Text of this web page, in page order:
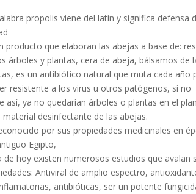
propolis viene del latín y significa defensa
producto que elaboran las abejas a base de:
árboles y plantas, cera de abeja, bálsamos de
es un antibiótico natural que muta cada año
resistente a los virus u otros patógenos, si no
así, ya no quedarían árboles o plantas en el
material desinfectante de las abejas.
por sus propiedades medicinales en
Egipto,
de hoy existen numerosos estudios que avalan
Antiviral de amplio espectro,
antibióticas, ser un potente